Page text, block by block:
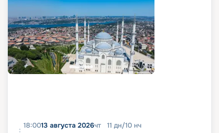
18:0013 августа 2026чт 11 дн/10 нч